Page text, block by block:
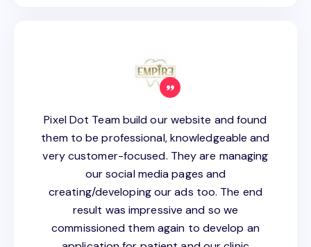
Pixel Dot Team build our website and found
them to be professional, knowledgeable and
very customer-focused. They are managing
our social media pages and
creating/developing our ads too. The end
result was impressive and so we
commissioned them again to develop an